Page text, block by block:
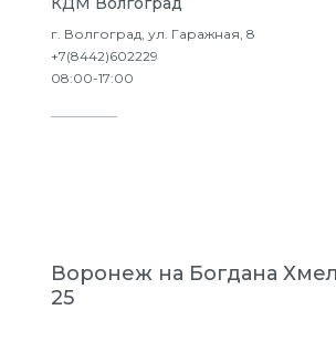
г. Волгоград, ул. Гаражная, 8
+7(8442)602229
08:00-17:00
Воронеж на Богдана
25